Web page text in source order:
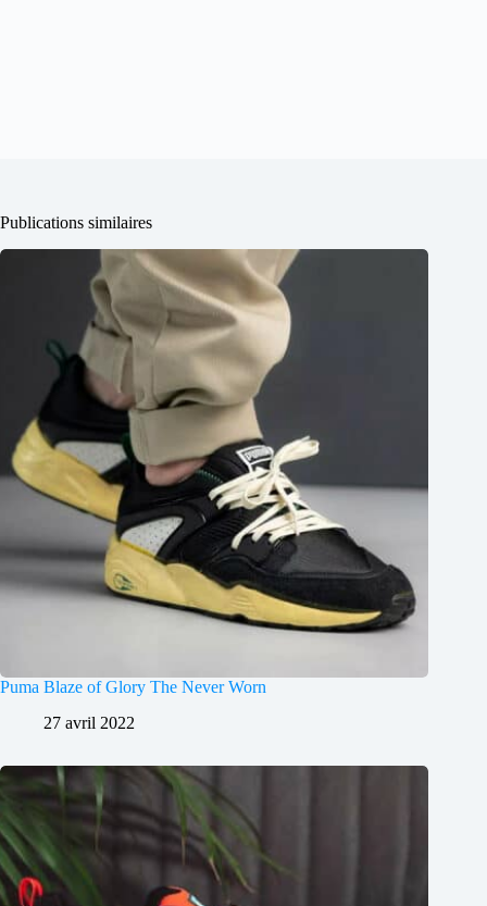
Publications similaires
Puma Blaze of Glory The Never Worn
27 avril 2022